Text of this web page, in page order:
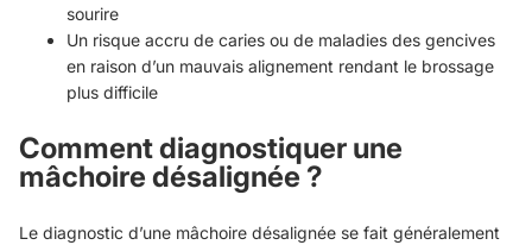
sourire
Un risque accru de caries ou de maladies des gencives
en raison d’un mauvais alignement rendant le brossage
plus difficile
Comment diagnostiquer une
mâchoire désalignée ?
Le diagnostic d’une mâchoire désalignée se fait généralement